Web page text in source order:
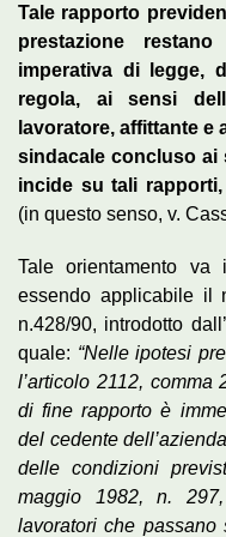
Tale rapporto
prestazione
imperativa di legge,
regola, ai sensi
lavoratore, affittante e
sindacale concluso ai
incide su tali
(in questo senso, v.
Tale orientamento va
essendo applicabile il
n.428/90, introdotto
quale: “Nelle ipotesi
l’articolo 2112,
di fine rapporto è
del cedente
delle condizioni
maggio 1982, n.
lavoratori che